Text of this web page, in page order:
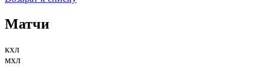
Матчи
кхл
мхл